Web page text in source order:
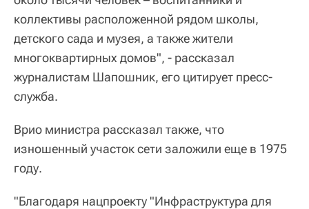
коллективы расположенной рядом школы,
детского сада и музея, а также жители
многоквартирных домов", - рассказал
журналистам Шапошник, его цитирует пресс-
служба.
Врио министра рассказал также, что
изношенный участок сети заложили еще в 1975
году.
"Благодаря нацпроекту "Инфраструктура для